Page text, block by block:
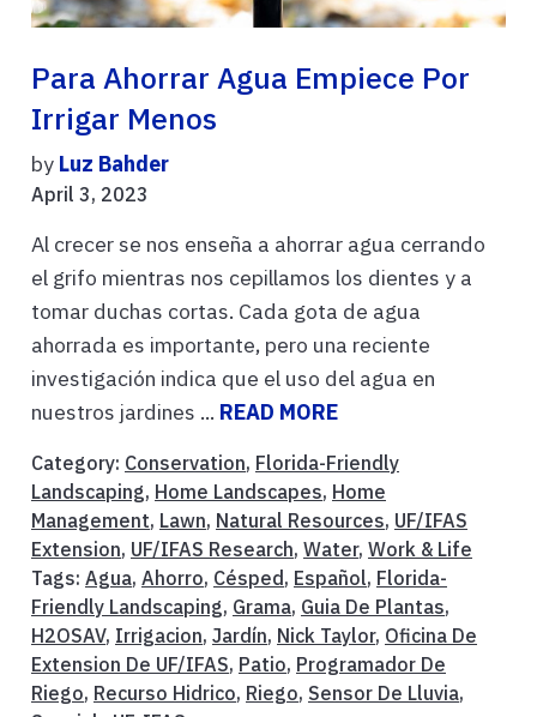
Para Ahorrar Agua Empiece Por
Irrigar Menos
by Luz Bahder
April 3, 2023
Al crecer se nos enseña a ahorrar agua cerrando
el grifo mientras nos cepillamos los dientes y a
tomar duchas cortas. Cada gota de agua
ahorrada es importante, pero una reciente
investigación indica que el uso del agua en
nuestros jardines ... READ MORE
Category: Conservation, Florida-Friendly
Landscaping, Home Landscapes, Home
Management, Lawn, Natural Resources, UF/IFAS
Extension, UF/IFAS Research, Water, Work & Life
Tags: Agua, Ahorro, Césped, Español, Florida-
Friendly Landscaping, Grama, Guia De Plantas,
H2OSAV, Irrigacion, Jardín, Nick Taylor, Oficina De
Extension De UF/IFAS, Patio, Programador De
Riego, Recurso Hidrico, Riego, Sensor De Lluvia,